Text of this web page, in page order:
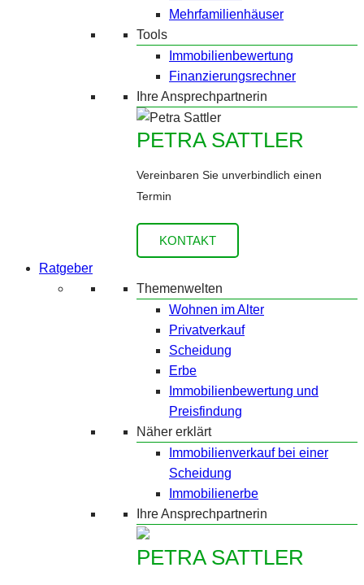
Mehrfamilienhäuser
Tools
Immobilienbewertung
Finanzierungsrechner
Ihre Ansprechpartnerin
PETRA SATTLER
Vereinbaren Sie unverbindlich einen
Termin
KONTAKT
Ratgeber
Themenwelten
Wohnen im Alter
Privatverkauf
Scheidung
Erbe
Immobilienbewertung und
Preisfindung
Näher erklärt
Immobilienverkauf bei einer
Scheidung
Immobilienerbe
Ihre Ansprechpartnerin
PETRA SATTLER